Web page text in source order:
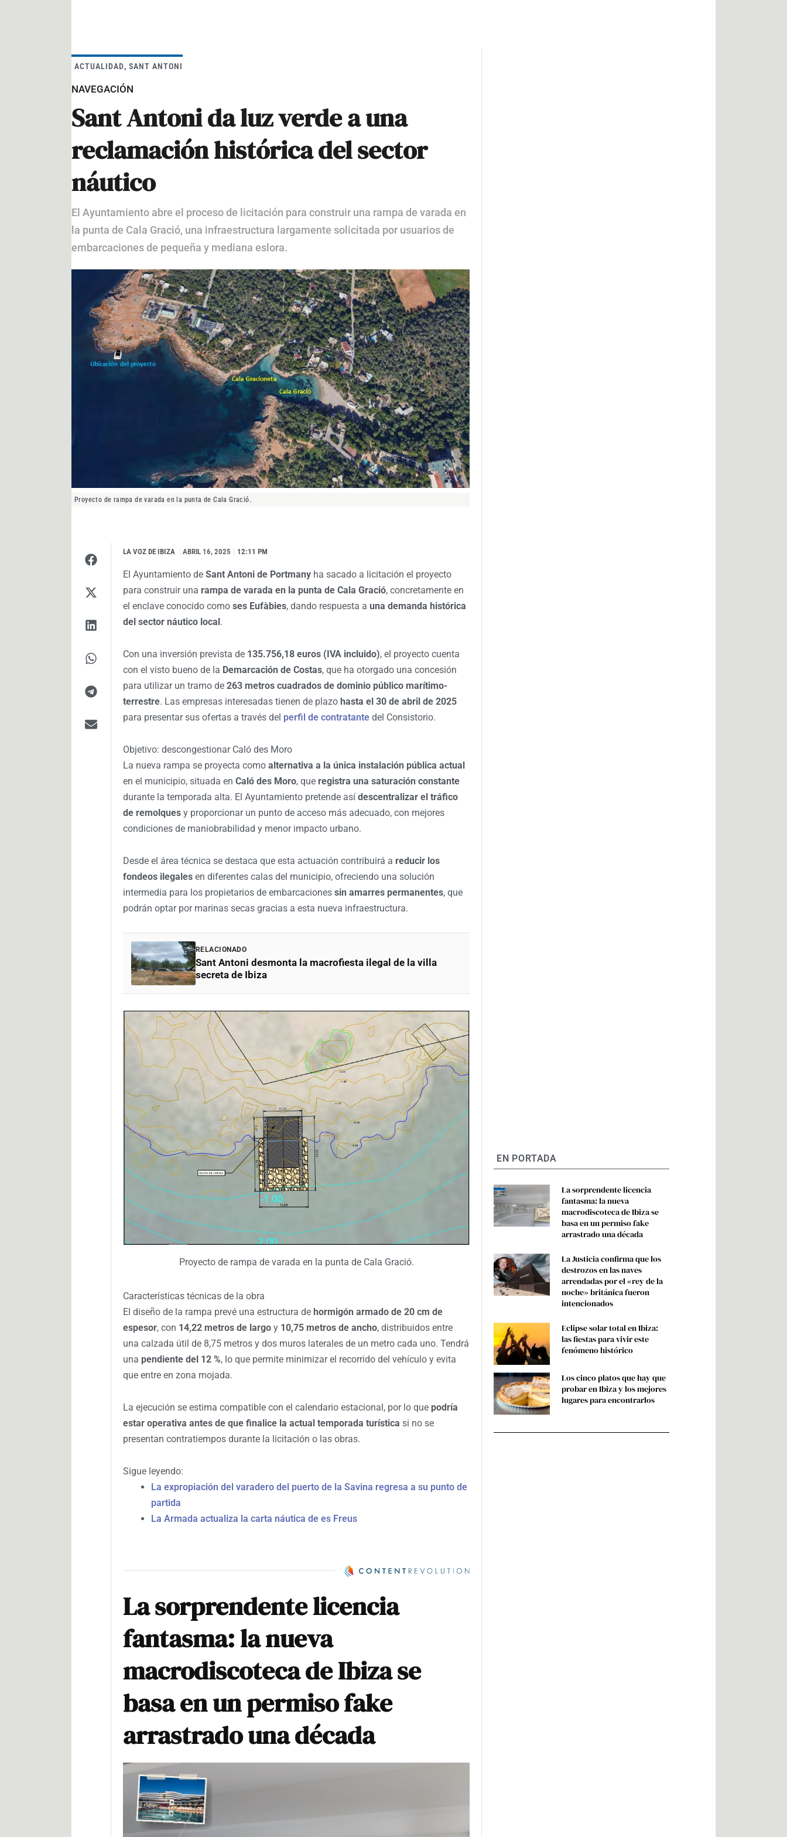
ACTUALIDAD, SANT ANTONI
NAVEGACIÓN
Sant Antoni da luz verde a una
reclamación histórica del sector
náutico
El Ayuntamiento abre el proceso de licitación para construir una rampa de varada en
la punta de Cala Gració, una infraestructura largamente solicitada por usuarios de
embarcaciones de pequeña y mediana eslora.
Proyecto de rampa de varada en la punta de Cala Gració.
LA VOZ DE IBIZA I ABRIL 16, 2025 12:11 PM
El Ayuntamiento de Sant Antoni de Portmany ha sacado a licitación el proyecto
para construir una rampa de varada en la punta de Cala Gració, concretamente en
el enclave conocido como ses Eufàbies, dando respuesta a una demanda histórica
del sector náutico local.
Con una inversión prevista de 135.756,18 euros (IVA incluido), el proyecto cuenta
con el visto bueno de la Demarcación de Costas, que ha otorgado una concesión
para utilizar un tramo de 263 metros cuadrados de dominio público marítimo-
terrestre. Las empresas interesadas tienen de plazo hasta el 30 de abril de 2025
para presentar sus ofertas a través del perfil de contratante del Consistorio.
Objetivo: descongestionar Caló des Moro
La nueva rampa se proyecta como alternativa a la única instalación pública actual
en el municipio, situada en Caló des Moro, que registra una saturación constante
durante la temporada alta. El Ayuntamiento pretende así descentralizar el tráfico
de remolques y proporcionar un punto de acceso más adecuado, con mejores
condiciones de maniobrabilidad y menor impacto urbano.
Desde el área técnica se destaca que esta actuación contribuirá a reducir los
fondeos ilegales en diferentes calas del municipio, ofreciendo una solución
intermedia para los propietarios de embarcaciones sin amarres permanentes, que
podrán optar por marinas secas gracias a esta nueva infraestructura.
RELACIONADO
Sant Antoni desmonta la macrofiesta ilegal de la villa
secreta de Ibiza
Proyecto de rampa de varada en la punta de Cala Gració.
Características técnicas de la obra
El diseño de la rampa prevé una estructura de hormigón armado de 20 cm de
espesor, con 14,22 metros de largo y 10,75 metros de ancho, distribuidos entre
una calzada útil de 8,75 metros y dos muros laterales de un metro cada uno. Tendrá
una pendiente del 12 %, lo que permite minimizar el recorrido del vehículo y evita
que entre en zona mojada.
La ejecución se estima compatible con el calendario estacional, por lo que podría
estar operativa antes de que finalice la actual temporada turística si no se
presentan contratiempos durante la licitación o las obras.
Sigue leyendo:
La expropiación del varadero del puerto de la Savina regresa a su punto de
partida
La Armada actualiza la carta náutica de es Freus
La sorprendente licencia
fantasma: la nueva
macrodiscoteca de Ibiza se
basa en un permiso fake
arrastrado una década
EN PORTADA
La sorprendente licencia
fantasma: la nueva
macrodiscoteca de Ibiza se
basa en un permiso fake
arrastrado una década
La Justicia confirma que los
destrozos en las naves
arrendadas por el «rey de la
noche» británica fueron
intencionados
Eclipse solar total en Ibiza:
las fiestas para vivir este
fenómeno histórico
Los cinco platos que hay que
probar en Ibiza y los mejores
lugares para encontrarlos